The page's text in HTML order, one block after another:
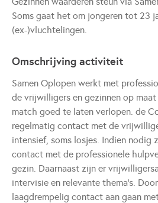
Soms gaat het om jongeren tot 23
(ex-)vluchtelingen.
Omschrijving activiteit
Samen Oplopen werkt met
de vrijwilligers en gezinnen op
match goed te laten verlopen. de
regelmatig contact met de
intensief, soms losjes. Indien nodig
contact met de professionele
gezin. Daarnaast zijn er
intervisie en relevante thema’s.
laagdrempelig contact aan gaan